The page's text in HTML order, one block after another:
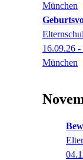
München
16.09.26
München